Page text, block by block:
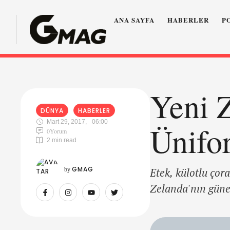
ANA SAYFA HABERLER
DÜNYA HABERLER
Mart 29, 2017, 06:00
0Yorum
2 min read
by GMAG
Yeni
Etek, külotlu
Zelanda'nın
edince,